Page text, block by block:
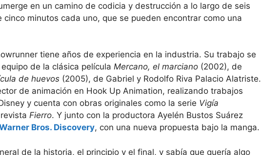
en un camino de codicia y destrucción a lo largo de seis
minutos cada uno, que se pueden encontrar como una
tiene años de experiencia en la industria. Su trabajo se
de la clásica película Mercano, el marciano (2002), de
de huevos (2005), de Gabriel y Rodolfo Riva Palacio Alatriste.
de animación en Hook Up Animation, realizando trabajos
y cuenta con obras originales como la serie Vigía
Fierro. Y junto con la productora Ayelén Bustos Suárez
Bros. Discovery, con una nueva propuesta bajo la manga.
de la historia, el principio y el final, y sabía que quería algo